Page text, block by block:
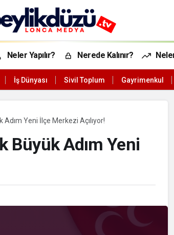
Neler Yapılır? Nerede Kalınır?
İş Dünyası Sivil Toplum Gayrimenkul
Yeni İlçe Merkezi Açılıyor!
Büyük Adım Yeni